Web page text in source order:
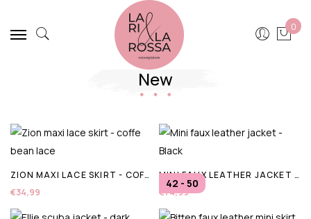
0
New
ZION MAXI LACE SKIRT - COFFE BEAN LACE
€34,99
42 - 50
MINI FAUX LEATHER JACKET - BLACK
€74,99